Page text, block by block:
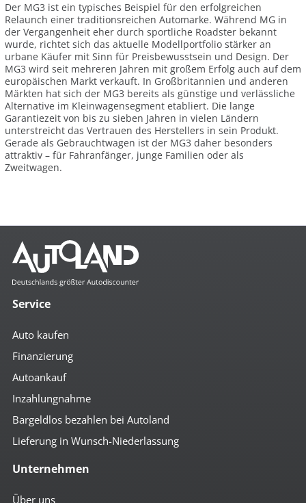
Der MG3 ist ein typisches Beispiel für den erfolgreichen
Relaunch einer traditionsreichen Automarke. Während MG in
der Vergangenheit eher durch sportliche Roadster bekannt
wurde, richtet sich das aktuelle Modellportfolio stärker an
urbane Käufer mit Sinn für Preisbewusstsein und Design. Der
MG3 wird seit mehreren Jahren mit großem Erfolg auch auf dem
europäischen Markt verkauft. In Großbritannien und anderen
Märkten hat sich der MG3 bereits als günstige und verlässliche
Alternative im Kleinwagensegment etabliert. Die lange
Garantiezeit von bis zu sieben Jahren in vielen Ländern
unterstreicht das Vertrauen des Herstellers in sein Produkt.
Gerade als Gebrauchtwagen ist der MG3 daher besonders
attraktiv – für Fahranfänger, junge Familien oder als
Zweitwagen.
Service
Auto kaufen
Finanzierung
Autoankauf
Inzahlungnahme
Bargeldlos bezahlen bei Autoland
Lieferung in Wunsch-Niederlassung
Unternehmen
Über uns